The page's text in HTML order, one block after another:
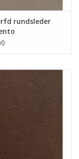
rundsleder